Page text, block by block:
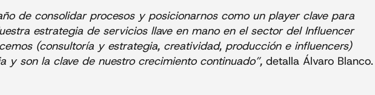
de consolidar procesos y posicionarnos como un player clave para
estrategia de servicios llave en mano en el sector del Influencer
(consultoría y estrategia, creatividad, producción e influencers)
y son la clave de nuestro crecimiento continuado”, detalla Álvaro Blanco.